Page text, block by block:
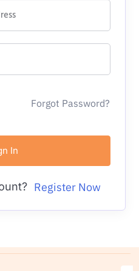
Forgot Password?
In
Register Now